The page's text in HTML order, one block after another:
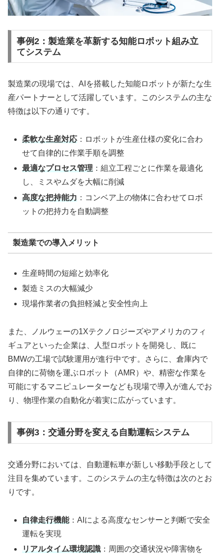
事例2：製造業を革新する知能ロボット組み立
てシステム
製造業の現場では、AIを搭載した知能ロボットが新たな生
産パートナーとして活躍しています。このシステムの主な
特徴は以下の通りです。
柔軟な生産対応 ：ロボットが生産仕様の変化に合わ
せて自律的に作業手順を調整
最適なプロセス管理 ：組立工程ごとに作業を最適化
し、ミスやムダを大幅に削減
高度な把持能力 ：コンベア上の物体に合わせてロボ
ットの把持力を自動調整
製造業での導入メリット
生産時間の短縮と効率化
製造ミスの大幅減少
現場作業者の負担軽減と安全性向上
また、ノルウェーの1Xテクノロジーズやアメリカのフィ
ギュアといった企業は、人型ロボットを開発し、既に
BMWの工場で試験運用が進行中です。さらに、倉庫内で
自律的に荷物を運ぶロボット（AMR）や、精密な作業を
可能にするマニピュレーターなども現場で導入が進んでお
り、物理作業の自動化が着実に広がっています。
事例3：交通分野を変える自動運転システム
交通分野においては、自動運転車が新しい移動手段として
注目を集めています。このシステムの主な特徴は次のとお
りです。
自律走行機能：AIによる高度なセンサーと判断で安全
運転を実現
リアルタイム環境認識 ：周囲の交通状況や障害物を